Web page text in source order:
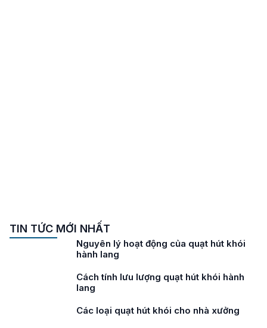
TIN TỨC MỚI NHẤT
Lưu ý khi lựa chọn quạt hút khói hành
lang
Tiêu chuẩn quạt hút khói hành lang
Các loại quạt hút khói cho tòa nhà cao